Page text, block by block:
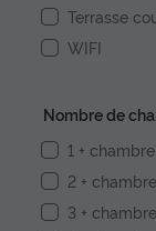
Terrasse
WIFI
Nombre de
1 + chambre
2 +
3 +